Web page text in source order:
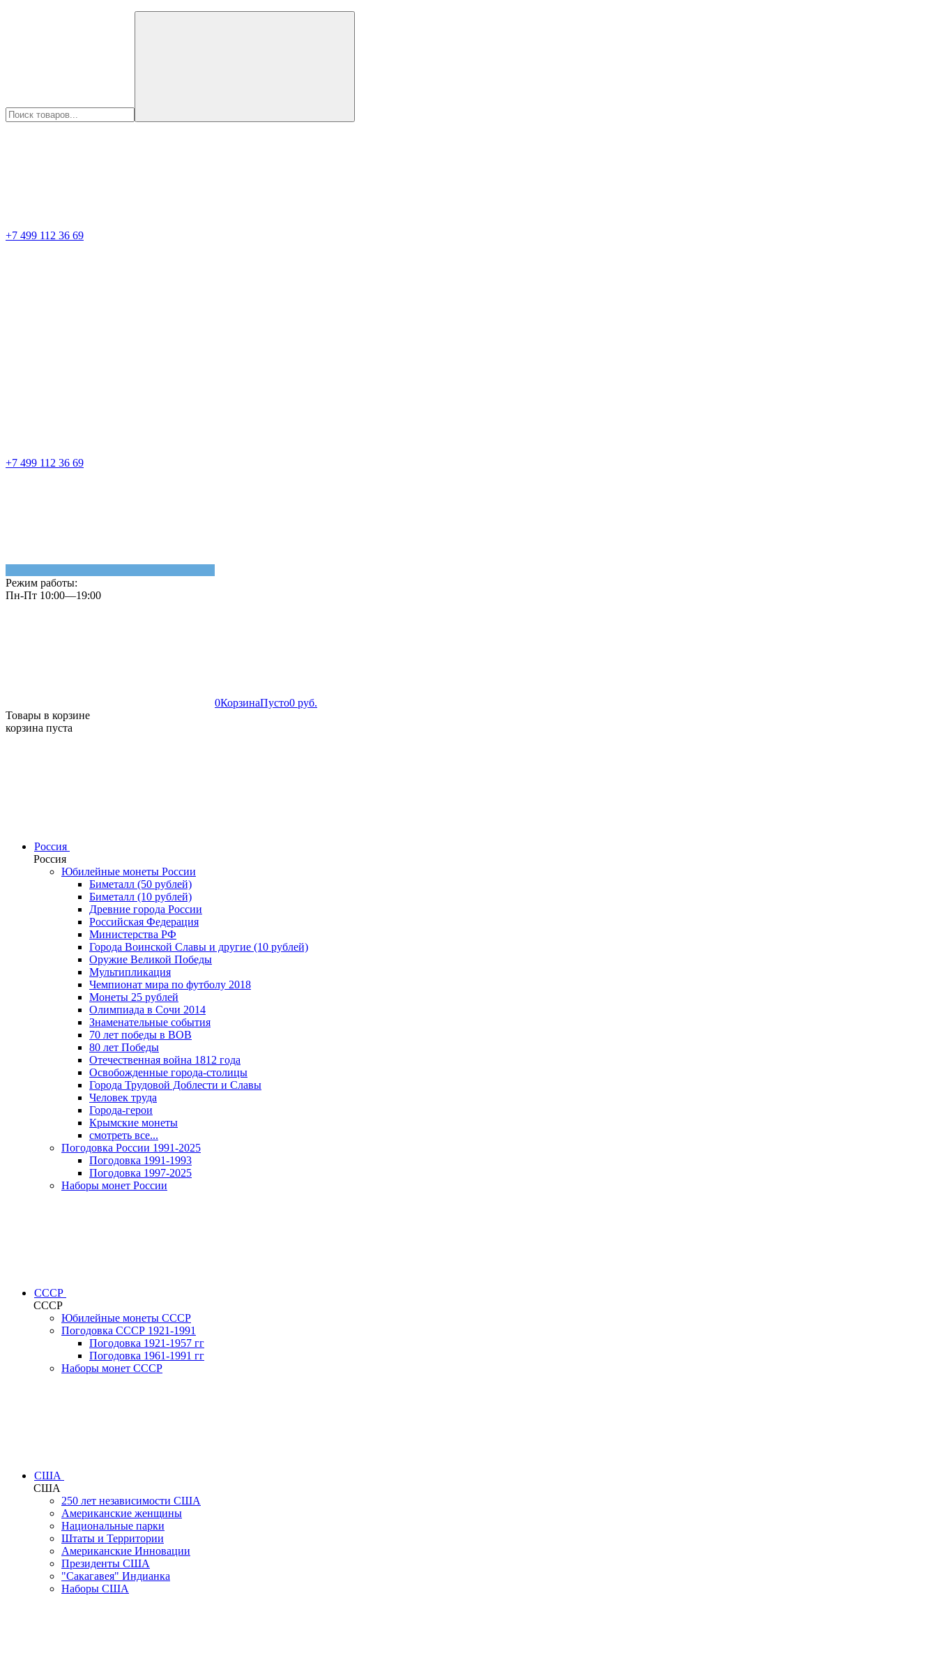
+7 499 112 36 69
+7 499 112 36 69
Режим работы:
Пн-Пт 10:00—19:00
0КорзинаПусто0 руб.
Товары в корзине
корзина пуста
Россия
Россия
Юбилейные монеты России
Биметалл (50 рублей)
Биметалл (10 рублей)
Древние города России
Российская Федерация
Министерства РФ
Города Воинской Славы и другие (10 рублей)
Оружие Великой Победы
Мультипликация
Чемпионат мира по футболу 2018
Монеты 25 рублей
Олимпиада в Сочи 2014
Знаменательные события
70 лет победы в ВОВ
80 лет Победы
Отечественная война 1812 года
Освобожденные города-столицы
Города Трудовой Доблести и Славы
Человек труда
Города-герои
Крымские монеты
смотреть все...
Погодовка России 1991-2025
Погодовка 1991-1993
Погодовка 1997-2025
Наборы монет России
СССР
СССР
Юбилейные монеты СССР
Погодовка СССР 1921-1991
Погодовка 1921-1957 гг
Погодовка 1961-1991 гг
Наборы монет СССР
США
США
250 лет независимости США
Американские женщины
Национальные парки
Штаты и Территории
Американские Инновации
Президенты США
"Сакагавея" Индианка
Наборы США